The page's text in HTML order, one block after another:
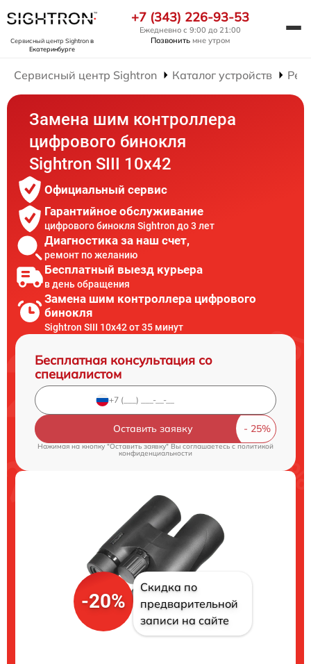
Сервисный центр Sightronв
Екатеринбурге
+7 (343) 226-93-53
Ежедневно с 9:00 до 21:00
Позвонить мне утром
Сервисный центр Sightron Каталог устройств
Замена шим контроллера
цифрового бинокля
Sightron SIII 10x42
Официальный сервис
Гарантийное обслуживание
цифрового бинокля Sightron до 3 лет
Диагностика за наш счет,
ремонт по желанию
Бесплатный выезд курьера
в день обращения
Замена шим контроллера цифрового
бинокля
Sightron SIII 10x42 от 35 минут
Бесплатная консультация со
специалистом
Оставить заявку
Нажимая на кнопку "Оставить заявку" Вы соглашаетесь cполитикой
конфиденциальности
-20%
Скидка по
предварительной
записи на сайте